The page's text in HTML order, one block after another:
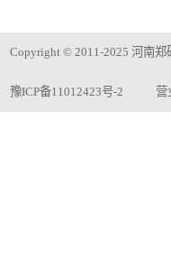
Copyright © 2011-2025 河南郑
豫ICP备11012423号-2 营